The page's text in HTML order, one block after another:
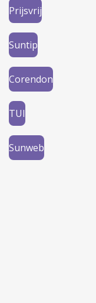
Prijsvrij
Suntip
Corendon
TUI
Sunweb